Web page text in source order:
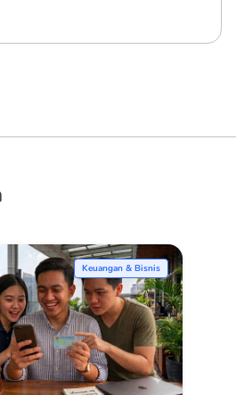
Keuangan & Bisnis